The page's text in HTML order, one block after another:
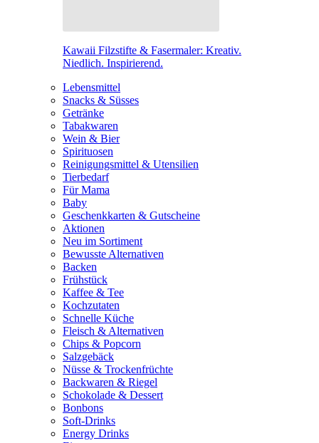
Kawaii Filzstifte & Fasermaler: Kreativ.
Niedlich. Inspirierend.
Lebensmittel
Snacks & Süsses
Getränke
Tabakwaren
Wein & Bier
Spirituosen
Reinigungsmittel & Utensilien
Tierbedarf
Für Mama
Baby
Geschenkkarten & Gutscheine
Aktionen
Neu im Sortiment
Bewusste Alternativen
Backen
Frühstück
Kaffee & Tee
Kochzutaten
Schnelle Küche
Fleisch & Alternativen
Chips & Popcorn
Salzgebäck
Nüsse & Trockenfrüchte
Backwaren & Riegel
Schokolade & Dessert
Bonbons
Soft-Drinks
Energy Drinks